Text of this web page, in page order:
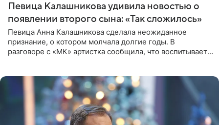
Певица Калашникова удивила новостью о
появлении второго сына: «Так сложилось»
Певица Анна Калашникова сделала неожиданное
признание, о котором молчала долгие годы. В
разговоре с «МК» артистка сообщила, что воспитывает